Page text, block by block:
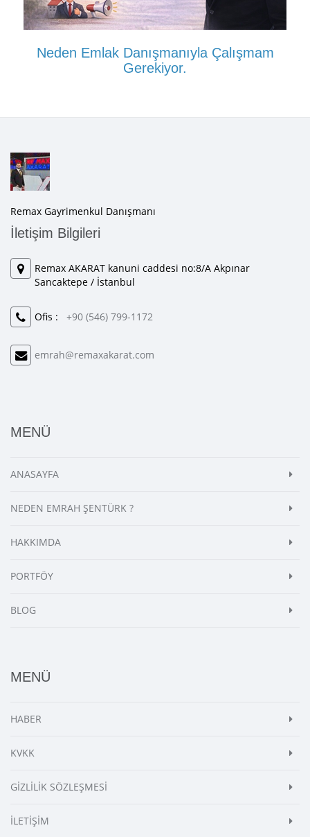
Neden Emlak Danışmanıyla Çalışmam
Gerekiyor.
Remax Gayrimenkul Danışmanı
İletişim Bilgileri
Remax AKARAT kanuni caddesi no:8/A Akpınar
Sancaktepe / İstanbul
Ofis : +90 (546) 799-1172
emrah@remaxakarat.com
MENÜ
ANASAYFA
NEDEN EMRAH ŞENTÜRK ?
HAKKIMDA
PORTFÖY
BLOG
MENÜ
HABER
KVKK
GİZLİLİK SÖZLEŞMESİ
İLETİŞİM